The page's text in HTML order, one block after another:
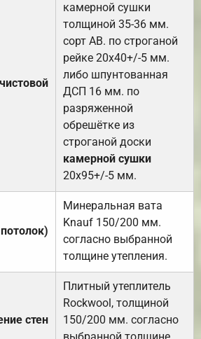
камерной сушки
толщиной 35-36 мм.
сорт АВ. по строганой
рейке 20х40+/-5 мм.
либо шпунтованная
ДСП 16 мм. по
разряженной
обрешётке из
строганой доски
камерной сушки
20х95+/-5 мм.
Минеральная вата
Knauf 150/200 мм.
согласно выбранной
толщине утепления.
стен
Плитный утеплитель
Rockwool, толщиной
150/200 мм. согласно